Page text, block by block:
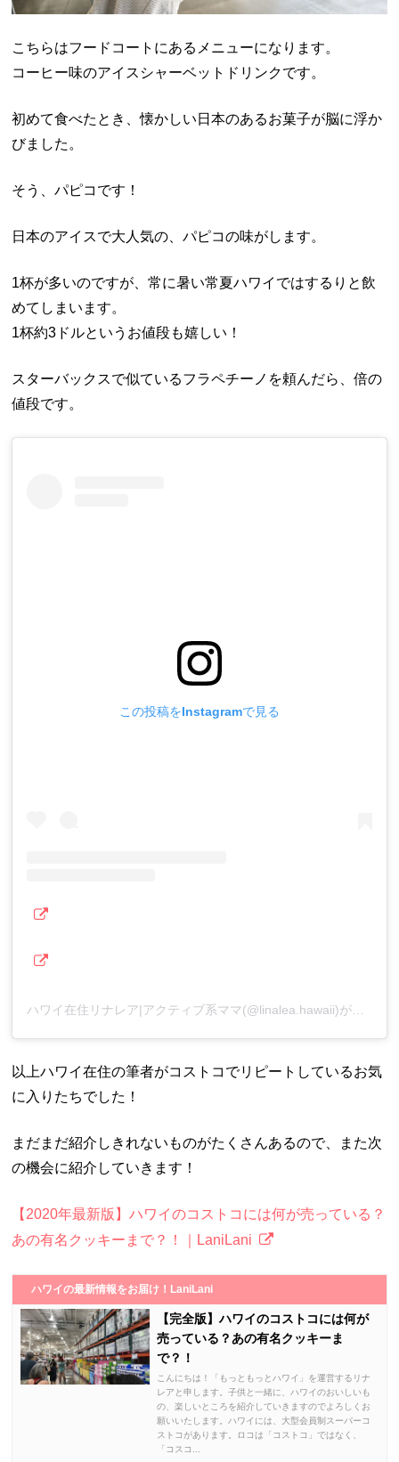
こちらはフードコートにあるメニューになります。
コーヒー味のアイスシャーベットドリンクです。
初めて食べたとき、懐かしい日本のあるお菓子が脳に浮か
びました。
そう、パピコです！
日本のアイスで大人気の、パピコの味がします。
1杯が多いのですが、常に暑い常夏ハワイではするりと飲
めてしまいます。
1杯約3ドルというお値段も嬉しい！
スターバックスで似ているフラペチーノを頼んだら、倍の
値段です。
この投稿をInstagramで見る
以上ハワイ在住の筆者がコストコでリピートしているお気
に入りたちでした！
まだまだ紹介しきれないものがたくさんあるので、また次
の機会に紹介していきます！
【2020年最新版】ハワイのコストコには何が売っている？
あの有名クッキーまで？！｜LaniLani
ハワイの最新情報をお届け！LaniLani
【完全版】ハワイのコストコには何が
売っている？あの有名クッキーま
で？！
こんにちは！「もっともっとハワイ」を運営するリナ
レアと申します。子供と一緒に、ハワイのおいしいも
の、楽しいところを紹介していきますのでよろしくお
願いいたします。ハワイには、大型会員制スーパーコ
ストコがあります。ロコは「コストコ」ではなく、
「コスコ...